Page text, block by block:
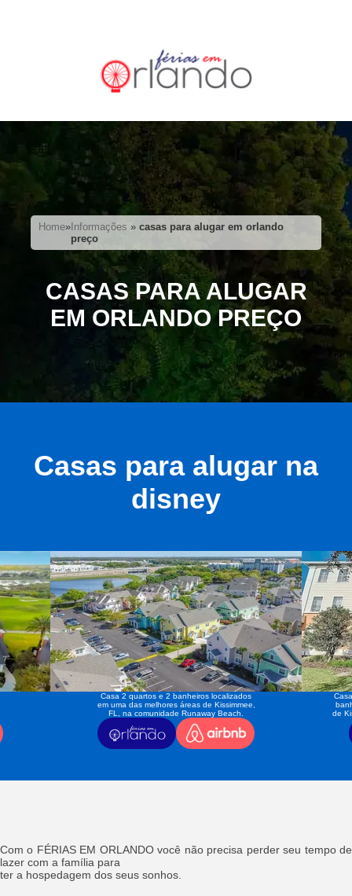
Home» Informações »casas para alugar em orlando
preço
CASAS PARA ALUGAR
EM ORLANDO PREÇO
Casas para alugar na
disney
Casa 2 quartos e 2 banheiros localizados
em uma das melhores áreas de Kissimmee,
FL, na comunidade Runaway Beach.
de
Com o FÉRIAS EM ORLANDO você não precisa perder seu tempo de
lazer com a família para
ter a hospedagem dos seus sonhos.